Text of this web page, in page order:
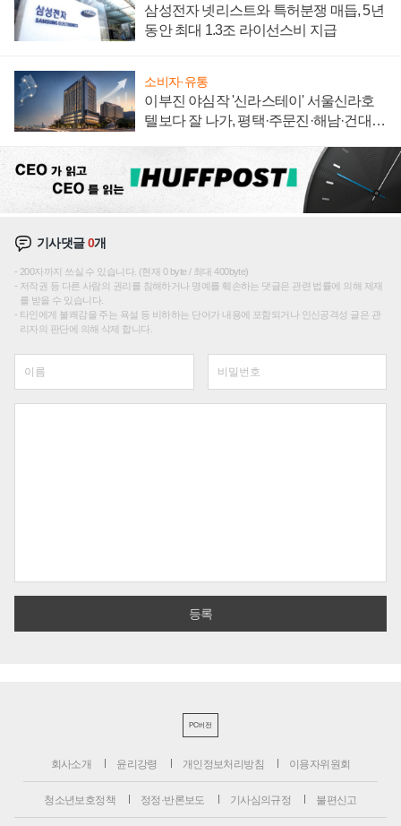
삼성전자 넷리스트와 특허분쟁 매듭, 5년
동안 최대 1.3조 라이선스비 지급
소비자·유통
이부진 야심작 '신라스테이' 서울신라호
텔보다 잘 나가, 평택·주문진·해남·건대로
기사댓글0개
200자까지 쓰실 수 있습니다. (현재 0 byte / 최대 400byte)
저작권 등 다른 사람의 권리를 침해하거나 명예를 훼손하는 댓글은 관련 법률에 의해 제재
를 받을 수 있습니다.
타인에게 불쾌감을 주는 욕설 등 비하하는 단어가 내용에 포함되거나 인신공격성 글은 관
리자의 판단에 의해 삭제 합니다.
PC버전
회사소개 윤리강령 개인정보처리방침 이용자위원회
청소년보호정책 정정·반론보도 기사심의규정 불편신고